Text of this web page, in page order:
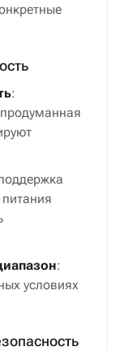
:
:
условиях